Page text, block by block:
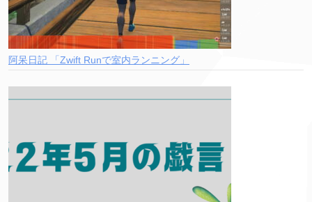
阿呆日記 「Zwift Runで室内ランニング」